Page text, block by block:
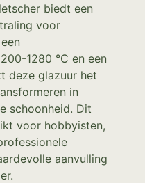
biedt een
voor
1280 °C en een
deze glazuur het
in
schoonheid. Dit
voor hobbyisten,
aanvulling